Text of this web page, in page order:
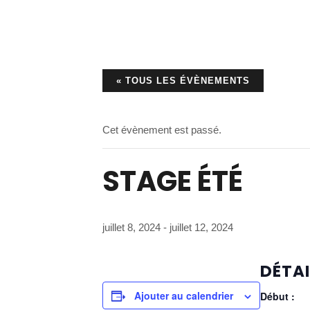
« TOUS LES ÉVÈNEMENTS
Cet évènement est passé.
STAGE ÉTÉ
juillet 8, 2024 - juillet 12, 2024
Ajouter au calendrier Début :